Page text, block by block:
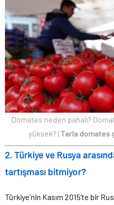
Domates neden pahalı?
yüksek? | Tarla domates
2. Türkiye ve Rusya
tartışması bitmiyor?
Türkiye’nin Kasım 2015’te bir